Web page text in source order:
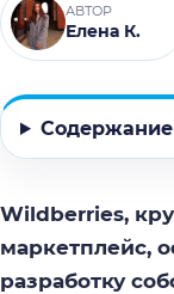
АВТОР
Елена К.
Содержание
Wildberries,
маркетплейс,
разработку